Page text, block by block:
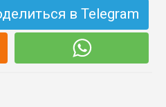
в Telegram